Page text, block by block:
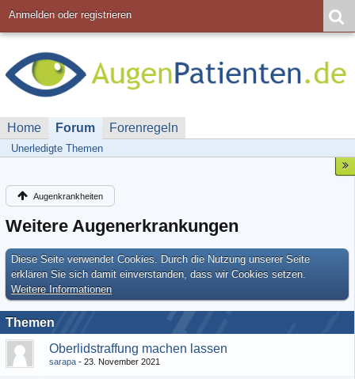
Anmelden oder registrieren
Home Forum Forenregeln
Unerledigte Themen
Augenkrankheiten
Weitere Augenerkrankungen
Diese Seite verwendet Cookies. Durch die Nutzung unserer Seite
erklären Sie sich damit einverstanden, dass wir Cookies setzen.
Weitere Informationen
Themen
Oberlidstraffung machen lassen
sarapa 23. November 2021